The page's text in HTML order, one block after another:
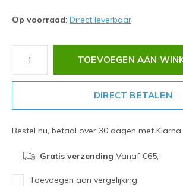
Op voorraad: Direct leverbaar
TOEVOEGEN AAN
DIRECT BETALEN
Bestel nu, betaal over 30 dagen met Klarna
Gratis verzending Vanaf €65,-
Toevoegen aan vergelijking